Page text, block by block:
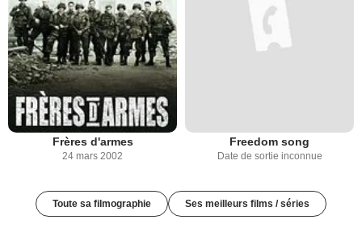
Frères d'armes
24 mars 2002
Freedom song
Date de sortie inconnue
Toute sa filmographie Ses meilleurs films / séries